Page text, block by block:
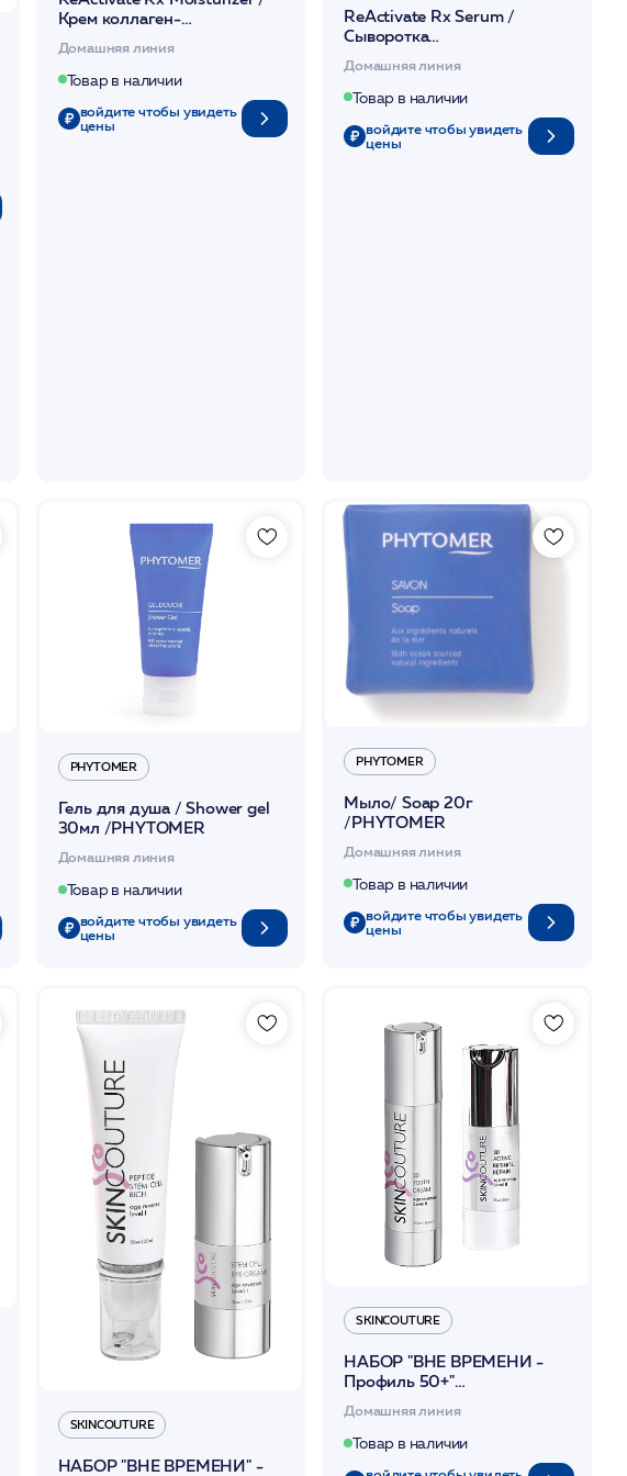
Крем коллаген-
уплотняющий усиленный
Нимни-техн. 30мл /HP
Домашняя линия
Товар в наличии
войдите чтобы увидеть
цены
ReActivate Rx Serum /
Сыворотка
коллаген-стимулирующая
уплотняющая 30мл /HP
Домашняя линия
Товар в наличии
войдите чтобы увидеть
цены
PHYTOMER
Гель для душа / Shower gel
30мл /PHYTOMER
Домашняя линия
Товар в наличии
войдите чтобы увидеть
цены
PHYTOMER
Мыло/ Soap 20г
/PHYTOMER
Домашняя линия
Товар в наличии
войдите чтобы увидеть
цены
SKINCOUTURE
НАБОР "ВНЕ ВРЕМЕНИ" -
SKINCOUTURE
НАБОР "ВНЕ ВРЕМЕНИ -
Профиль 50+"
/SKINCOUTURE
Домашняя линия
Товар в наличии